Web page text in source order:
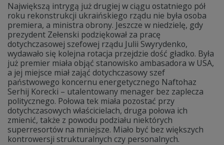
Największą intrygą już drugiej w ciągu ostatniego pół
roku rekonstrukcji ukraińskiego rządu nie była osoba
premiera, a ministra obrony. Jeszcze w niedzielę, gdy
prezydent Zełenski podziękował za pracę
dotychczasowej szefowej rządu Julii Swyrydenko,
wydawało się kolejna rotacja przejdzie dość gładko. Była
już premier miała objąć stanowisko ambasadora w USA,
a jej miejsce miał zająć dotychczasowy szef
państwowego koncernu energetycznego Naftohaz
Serhij Korecki – utalentowany menager bez zaplecza
politycznego. Połowa tek miała pozostać przy
dotychczasowych właścicielach, druga połowa ich
zmienić, także z powodu podziału niektórych
superresortów na mniejsze. Miało być bez większych
kontrowersji strukturalnych czy personalnych.